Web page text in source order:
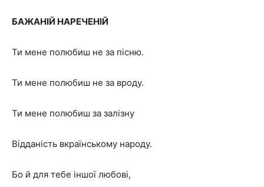
БАЖАНІЙ НАРЕЧЕНІЙ
Ти мене полюбиш не за пісню.
Ти мене полюбиш не за вроду.
Ти мене полюбиш за залізну
Відданість вкраїнському народу.
Бо й для тебе іншої любові,